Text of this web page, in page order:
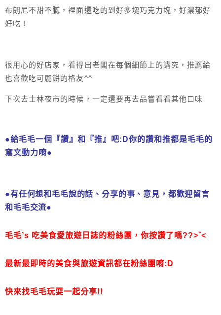
布朗尼不甜不膩，裡面還吃的到好多塊巧克力塊，好濃郁好
好吃 !
很用心的好店家，看得出老闆在每個細節上的講究，推薦給
也喜歡吃可麗餅的格友^^
下次去士林夜市的時候，一定還要再去品嘗看看其他口味
●給毛毛一個『讚』和『推』吧:D你的讚和推都是毛毛的
寫文動力唷●
●有任何想和毛毛說的話、分享的事、意見，都歡迎留言
和毛毛交流●
毛毛’s 吃美食愛旅遊日誌的粉絲團， 你按讚了嗎??>ˇ<
最新最即時的美食與旅遊資訊都在粉絲團唷:D
快來找毛毛玩耍一起分享!!